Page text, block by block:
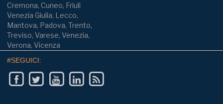
Cremona, Cuneo, Friuli
Venezia Giulia, Lecco,
Mantova, Padova, Trento,
Treviso, Varese, Venezia,
Verona, Vicenza
#SEGUICI: